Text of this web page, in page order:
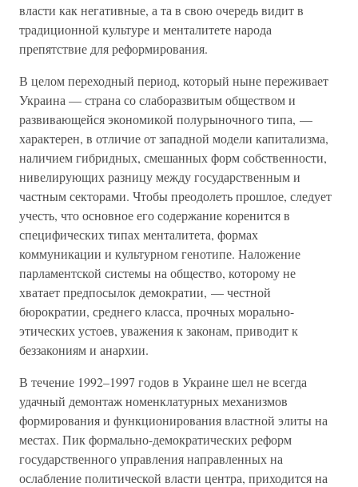
власти как негативные, а та в свою очередь видит в
традиционной культуре и менталитете народа
препятствие для реформирования.
В целом переходный период, который ныне переживает
Украина — страна со слаборазвитым обществом и
развивающейся экономикой полурыночного типа, —
характерен, в отличие от западной модели капитализма,
наличием гибридных, смешанных форм собственности,
нивелирующих разницу между государственным и
частным секторами. Чтобы преодолеть прошлое, следует
учесть, что основное его содержание коренится в
специфических типах менталитета, формах
коммуникации и культурном генотипе. Наложение
парламентской системы на общество, которому не
хватает предпосылок демократии, — честной
бюрократии, среднего класса, прочных морально-
этических устоев, уважения к законам, приводит к
беззакониям и анархии.
В течение 1992–1997 годов в Украине шел не всегда
удачный демонтаж номенклатурных механизмов
формирования и функционирования властной элиты на
местах. Пик формально-демократических реформ
государственного управления направленных на
ослабление политической власти центра, приходится на